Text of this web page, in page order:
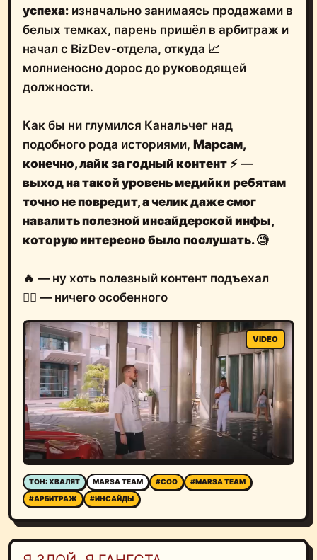
успеха: изначально занимаясь продажами в
белых темках, парень пришёл в арбитраж и
начал с BizDev-отдела, откуда 📈
молниеносно дорос до руководящей
должности.
Как бы ни глумился Канальчег над
подобного рода историями, Марсам,
конечно, лайк за годный контент ⚡️ —
выход на такой уровень медийки ребятам
точно не повредит, ачелик даже смог
навалить полезной инсайдерской инфы,
которую интересно было послушать.🧐
🔥 — ну хоть полезный контент подъехал
🤷‍♂️ — ничего особенного
ТОН: ХВАЛЯТ MARSA TEAM #COO
#MARSA TEAM
#АРБИТРАЖ
#ИНСАЙДЫ